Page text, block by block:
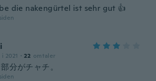
die nakengürtel ist sehr gut 👍
2021 · 22 omtaler
分がチャチ。